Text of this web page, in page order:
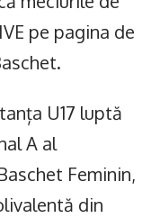
pe pagina de
U17 luptă
A al
Feminin,
din